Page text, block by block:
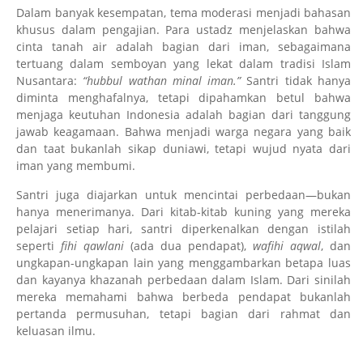
Dalam banyak kesempatan, tema moderasi menjadi bahasan
khusus dalam pengajian. Para ustadz menjelaskan bahwa
cinta tanah air adalah bagian dari iman, sebagaimana
tertuang dalam semboyan yang lekat dalam tradisi Islam
Nusantara: “hubbul wathan minal iman.”Santri tidak hanya
diminta menghafalnya, tetapi dipahamkan betul bahwa
menjaga keutuhan Indonesia adalah bagian dari tanggung
jawab keagamaan. Bahwa menjadi warga negara yang baik
dan taat bukanlah sikap duniawi, tetapi wujud nyata dari
iman yang membumi.
Santri juga diajarkan untuk mencintai perbedaan—bukan
hanya menerimanya. Dari kitab-kitab kuning yang mereka
pelajari setiap hari, santri diperkenalkan dengan istilah
seperti fihi qawlani (ada dua pendapat), wafihi aqwal, dan
ungkapan-ungkapan lain yang menggambarkan betapa luas
dan kayanya khazanah perbedaan dalam Islam. Dari sinilah
mereka memahami bahwa berbeda pendapat bukanlah
pertanda permusuhan, tetapi bagian dari rahmat dan
keluasan ilmu.